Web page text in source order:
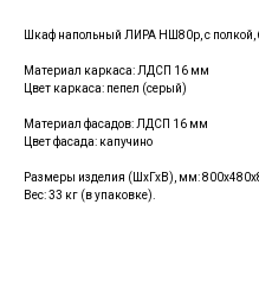
Шкаф напольный ЛИРА НШ80р, с полкой,
Материал каркаса: ЛДСП 16 мм
Цвет каркаса: пепел (серый)
Материал фасадов: ЛДСП 16 мм
Цвет фасада: капучино
Размеры изделия (ШхГхВ), мм:
Вес: 33 кг (в упаковке).